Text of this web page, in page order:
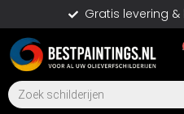
Gratis levering